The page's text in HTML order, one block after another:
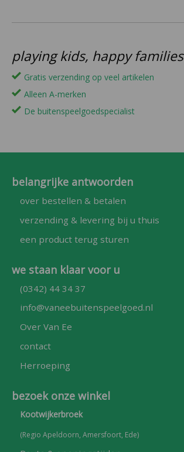
playing kids, happy families
Gratis verzending op veel artikelen
Alleen A-merken
De buitenspeelgoedspecialist
belangrijke antwoorden
over bestellen & betalen
verzending & levering bij u thuis
een product terug sturen
we staan klaar voor u
(0342) 44 34 37
info@vaneebuitenspeelgoed.nl
Over Van Ee
contact
Herroeping
bezoek onze winkel
Kootwijkerbroek
(Regio Apeldoorn, Amersfoort, Ede)